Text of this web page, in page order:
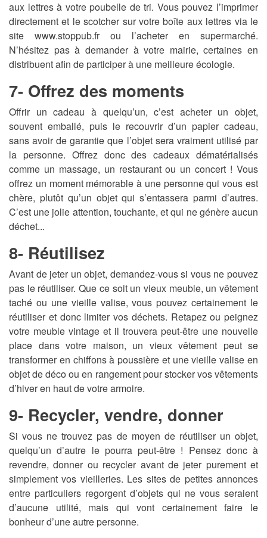
aux lettres à votre poubelle de tri. Vous pouvez l’imprimer
directement et le scotcher sur votre boîte aux lettres via le
site www.stoppub.fr ou l’acheter en supermarché.
N’hésitez pas à demander à votre mairie, certaines en
distribuent afin de participer à une meilleure écologie.
7- Offrez des moments
Offrir un cadeau à quelqu’un, c’est acheter un objet,
souvent emballé, puis le recouvrir d’un papier cadeau,
sans avoir de garantie que l’objet sera vraiment utilisé par
la personne. Offrez donc des cadeaux dématérialisés
comme un massage, un restaurant ou un concert ! Vous
offrez un moment mémorable à une personne qui vous est
chère, plutôt qu’un objet qui s’entassera parmi d’autres.
C’est une jolie attention, touchante, et qui ne génère aucun
déchet...
8- Réutilisez
Avant de jeter un objet, demandez-vous si vous ne pouvez
pas le réutiliser. Que ce soit un vieux meuble, un vêtement
taché ou une vieille valise, vous pouvez certainement le
réutiliser et donc limiter vos déchets. Retapez ou peignez
votre meuble vintage et il trouvera peut-être une nouvelle
place dans votre maison, un vieux vêtement peut se
transformer en chiffons à poussière et une vieille valise en
objet de déco ou en rangement pour stocker vos vêtements
d’hiver en haut de votre armoire.
9- Recycler, vendre, donner
Si vous ne trouvez pas de moyen de réutiliser un objet,
quelqu’un d’autre le pourra peut-être ! Pensez donc à
revendre, donner ou recycler avant de jeter purement et
simplement vos vieilleries. Les sites de petites annonces
entre particuliers regorgent d’objets qui ne vous seraient
d’aucune utilité, mais qui vont certainement faire le
bonheur d’une autre personne.